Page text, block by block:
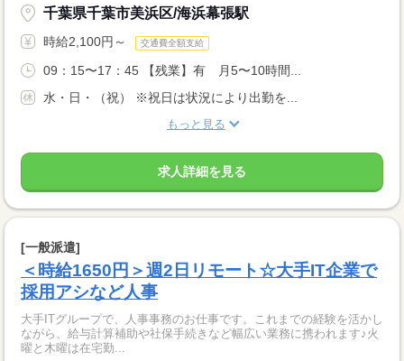
千葉県千葉市美浜区/海浜幕張駅
時給2,100円～ 交通費全額支給
09：15〜17：45 【残業】有 月5〜10時間...
水・日・（祝） ※祝日は状況により出勤を...
もっと見る
求人詳細を見る
[一般派遣]
＜時給1650円＞週2日リモート☆大手IT企業で
採用アシなど人事
大手ITグループで、人事事務のお仕事です。これまでの経験を活かし
ながら、給与計算補助や社保手続きなど幅広い業務に携われます♪火
曜と木曜は在宅勤...